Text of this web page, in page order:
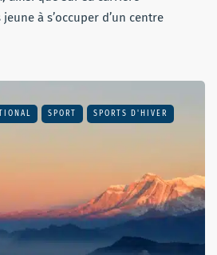
à s’occuper d’un centre
SPORT SPORTS D'HIVER